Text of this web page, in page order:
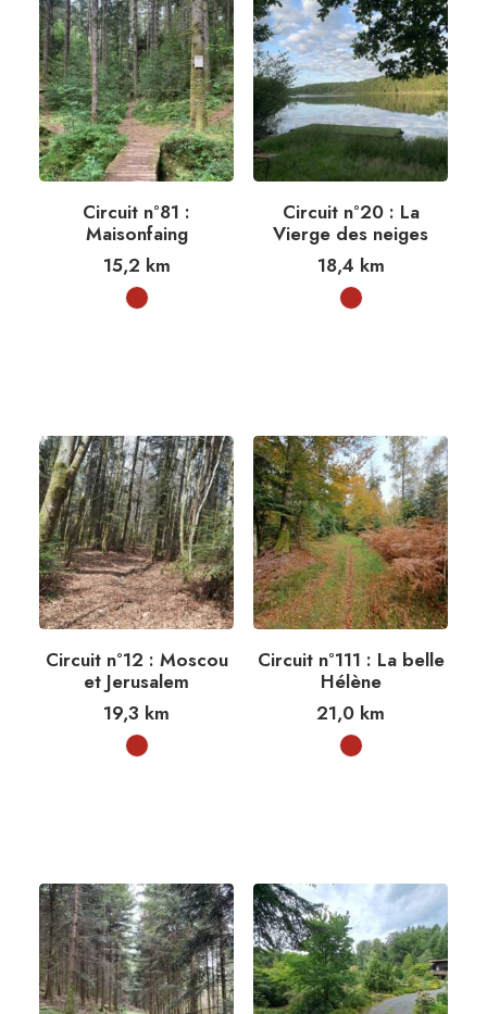
Circuit n°81 :
Maisonfaing
15,2 km
Circuit n°20 : La
Vierge des neiges
18,4 km
Circuit n°12 : Moscou
et Jerusalem
19,3 km
Circuit n°111 : La belle
Hélène
21,0 km